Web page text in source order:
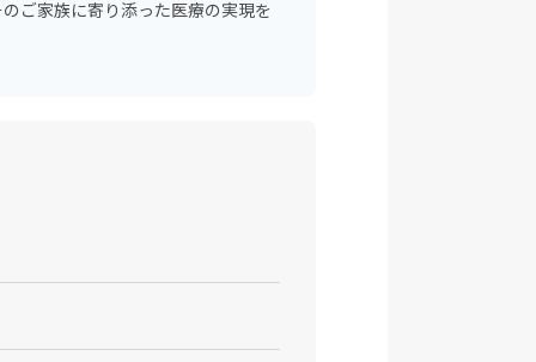
ご家族に寄り添った医療の実現を